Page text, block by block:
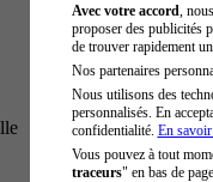
Avec votre accord ,
proposer des publicités
de trouver rapidement
Nos partenaires
Nous utilisons des
personnalisés. En
confidentialité. En
Vous pouvez à tout
traceurs" en bas de page.